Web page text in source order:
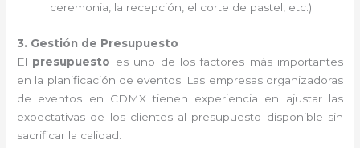
ceremonia, la recepción, el corte de pastel, etc.).
3. Gestión de Presupuesto
El presupuesto es uno de los factores más importantes
en la planificación de eventos. Las empresas organizadoras
de eventos en CDMX tienen experiencia en ajustar las
expectativas de los clientes al presupuesto disponible sin
sacrificar la calidad.